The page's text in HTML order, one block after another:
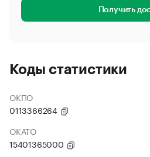
Получить
Коды статистики
ОКПО
0113366264
ОКАТО
15401365000